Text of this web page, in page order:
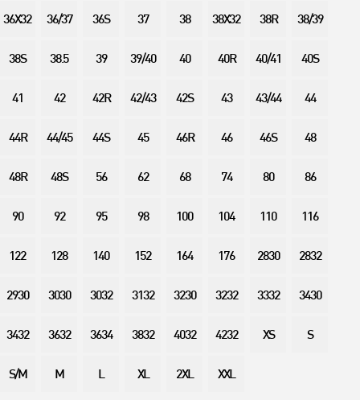
36X32 36/37 36S 37 38 38X32 38R 38/39
38S 38.5 39 39/40 40 40R 40/41 40S
41 42 42R 42/43 42S 43 43/44 44
44R 44/45 44S 45 46R 46 46S 48
48R 48S 56 62 68 74 80 86
90 92 95 98 100 104 110 116
122 128 140 152 164 176 2830 2832
2930 3030 3032 3132 3230 3232 3332 3430
3432 3632 3634 3832 4032 4232 XS S
S/M M L XL 2XL XXL